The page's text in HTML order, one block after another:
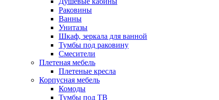
Раковины
Ванны
Унитазы
Шкаф, зеркала для ванной
Тумбы под раковину
Смесители
Плетеная мебель
Плетеные кресла
Корпусная мебель
Комоды
Тумбы под ТВ